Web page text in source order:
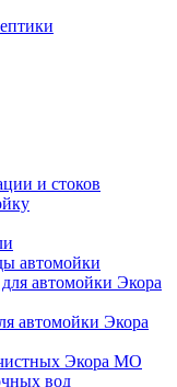
и стоков
автомойки
автомойки Экора
автомойки Экора
Экора МО
вод